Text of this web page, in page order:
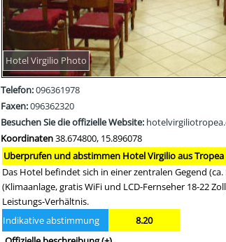
Hotel Virgilio Photo
Telefon:096361978
Faxen:096362320
Besuchen Sie die offizielle Website:
Koordinaten38.674800, 15.896078
Uberprufen und abstimmen Hotel Virgilio aus Tropea
Das Hotel befindet sich in einer zentralen Gegend
(Klimaanlage, gratis WiFi und LCD-Fernseher 18-22
Leistungs-Verhältnis.
Indikative abstimmung
8.20